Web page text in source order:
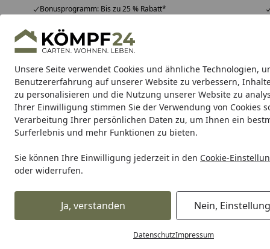
Unsere Seite verwendet Cookies und ähnliche Technologien,
Benutzererfahrung auf unserer Website zu verbessern,
zu personalisieren und die Nutzung unserer Website zu
Ihrer Einwilligung stimmen Sie der Verwendung von Cookies
Verarbeitung Ihrer persönlichen Daten zu, um Ihnen ein
Surferlebnis und mehr Funktionen zu bieten.
Sie können Ihre Einwilligung jederzeit in den Cookie-
oder widerrufen.
Ja, verstanden Nein,
DatenschutzImpressum
Bonusprogramm: Bis zu 25 % Rabatt*
Hotline07051 / 9 22 22
Mo-Fr. 8-16 Uhr 25.967 Bewertungen
Alle Produkte
Alle ProdukteHighlights Tipps & Tricks
Arbeitskleidung Sicherheitsschuhe Arbeitshosen
Karibu Pools inkl.
Dein Traumpool im Sorglos-
Startseite
Arbeitskleidung Arbeitshosen Lange Arbeitshosen
Lange Arbeitshosen